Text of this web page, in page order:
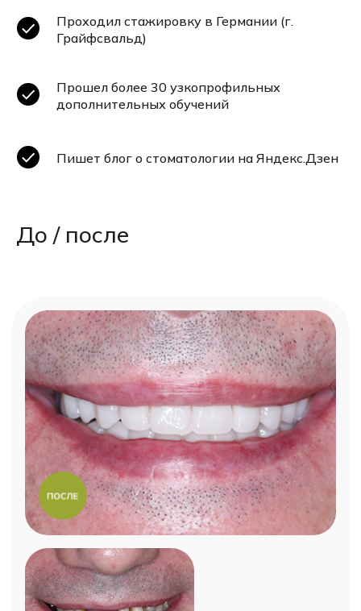
Проходил стажировку в Германии (г.
Грайфсвальд)
Прошел более 30 узкопрофильных
дополнительных обучений
Пишет блог о стоматологии на Яндекс.Дзен
До / после